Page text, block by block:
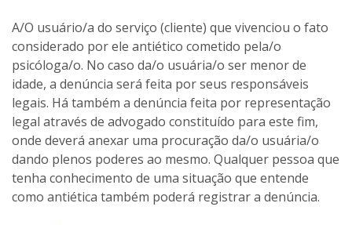
A/O usuário/a do serviço (cliente) que vivenciou o fato
considerado por ele antiético cometido pela/o
psicóloga/o. No caso da/o usuária/o ser menor de
idade, a denúncia será feita por seus responsáveis
legais. Há também a denúncia feita por representação
legal através de advogado constituído para este fim,
onde deverá anexar uma procuração da/o usuária/o
dando plenos poderes ao mesmo. Qualquer pessoa que
tenha conhecimento de uma situação que entende
como antiética também poderá registrar a denúncia.